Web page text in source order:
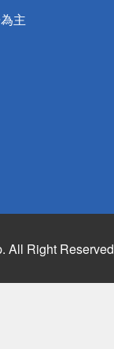
主
All Right Reserved